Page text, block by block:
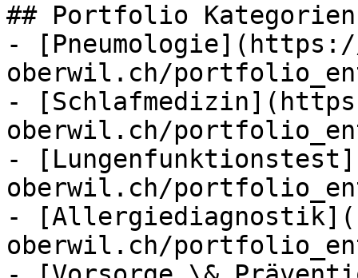
## Portfolio Kategorien
-
oberwil.ch/
-
oberwil.ch/
-
oberwil.ch/
-
oberwil.ch/